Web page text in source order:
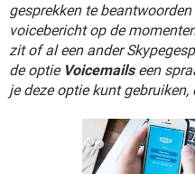
GRATIS
TIKTOK
NETFLIX
GRATIS
TIKTOK
gesprekken te
voicebericht op de
zit of al een ander
de optie Voicemailseen
je deze optie kunt